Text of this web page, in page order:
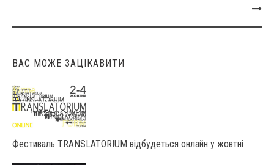
ВАС МОЖЕ ЗАЦІКАВИТИ
Фестиваль TRANSLATORIUM відбудеться онлайн у жовтні